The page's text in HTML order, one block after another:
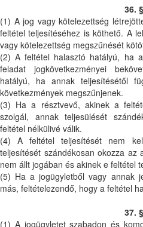
36. §
(1) A jog vagy kötelezettség
feltétel teljesítéséhez is köthető. A
vagy kötelezettség megszűnését
(2) A feltétel halasztó hatályú, ha
feladat jogkövetkezményei
hatályú, ha annak teljesítésétől
következmények megszűnjenek.
(3) Ha a résztvevő, akinek a
szolgál, annak teljesülését
feltétel nélkülivé válik.
(4) A feltétel teljesítését nem
teljesítését szándékosan okozza az
nem állt jogában és akinek e feltétel
(5) Ha a jogügyletből vagy annak
más, feltételezendő, hogy a feltétel
37. §
(1) A jogügyletet szabadon és